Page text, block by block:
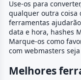
Use-os para
qualquer outra coisa
ferramentas
data e hora, hashes
Marque-os como
com webmasters
Melhores